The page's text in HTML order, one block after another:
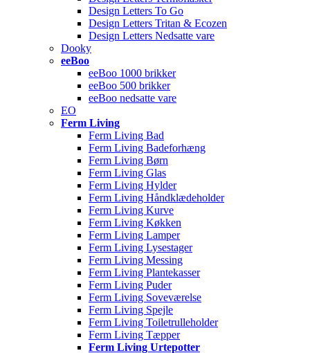
Design Letters To Go
Design Letters Tritan & Ecozen
Design Letters Nedsatte vare
Dooky
eeBoo
eeBoo 1000 brikker
eeBoo 500 brikker
eeBoo nedsatte vare
EO
Ferm Living
Ferm Living Bad
Ferm Living Badeforhæng
Ferm Living Børn
Ferm Living Glas
Ferm Living Hylder
Ferm Living Håndklædeholder
Ferm Living Kurve
Ferm Living Køkken
Ferm Living Lamper
Ferm Living Lysestager
Ferm Living Messing
Ferm Living Plantekasser
Ferm Living Puder
Ferm Living Soveværelse
Ferm Living Spejle
Ferm Living Toiletrulleholder
Ferm Living Tæpper
Ferm Living Urtepotter